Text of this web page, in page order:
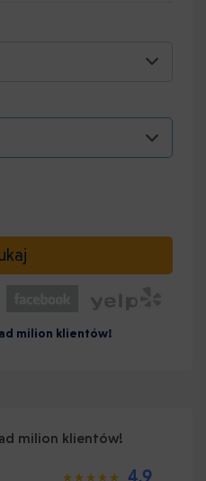
milion klientów!
milion klientów!